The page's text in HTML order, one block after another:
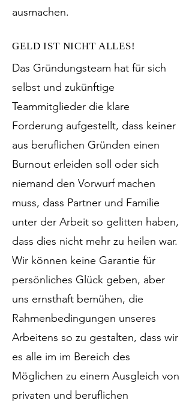
ausmachen.
GELD IST NICHT ALLES!
Das Gründungsteam hat für sich
selbst und zukünftige
Teammitglieder die klare
Forderung aufgestellt, dass keiner
aus beruflichen Gründen einen
Burnout erleiden soll oder sich
niemand den Vorwurf machen
muss, dass Partner und Familie
unter der Arbeit so gelitten haben,
dass dies nicht mehr zu heilen war.
Wir können keine Garantie für
persönliches Glück geben, aber
uns ernsthaft bemühen, die
Rahmenbedingungen unseres
Arbeitens so zu gestalten, dass wir
es alle im im Bereich des
Möglichen zu einem Ausgleich von
privaten und beruflichen